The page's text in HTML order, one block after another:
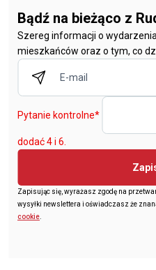
Bądź na bieżąco z
Szereg informacji o
mieszkańców oraz o tym, co
Pytanie kontrolne*
dodać 4 i 6.
Zapisując się, wyrażasz zgodę na
wysyłki newslettera i oświadczasz że
cookie